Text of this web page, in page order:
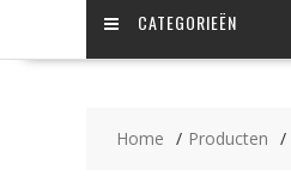
CATEGORIEËN
Home Producten